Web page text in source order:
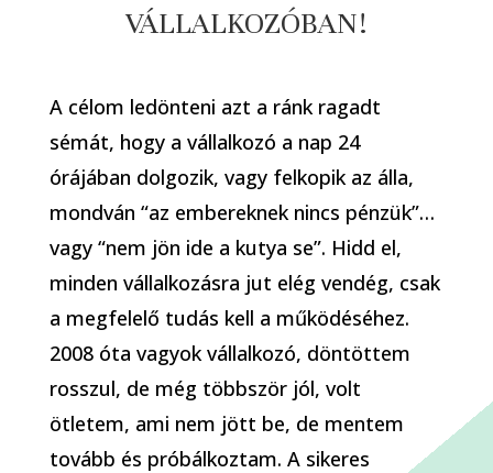
VÁLLALKOZÓBAN!
A célom ledönteni azt a ránk ragadt
sémát, hogy a vállalkozó a nap 24
órájában dolgozik, vagy felkopik az álla,
mondván “az embereknek nincs pénzük”…
vagy “nem jön ide a kutya se”. Hidd el,
minden vállalkozásra jut elég vendég, csak
a megfelelő tudás kell a működéséhez.
2008 óta vagyok vállalkozó, döntöttem
rosszul, de még többször jól, volt
ötletem, ami nem jött be, de mentem
tovább és próbálkoztam. A sikeres